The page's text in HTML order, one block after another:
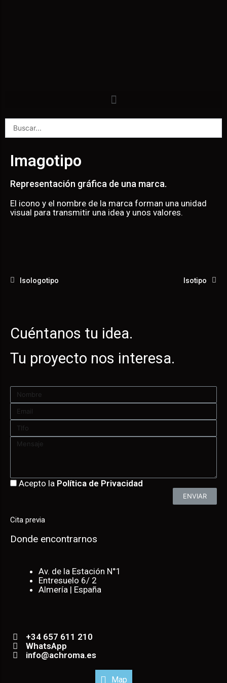
Imagotipo
Representación gráfica de una marca.
El icono y el nombre de la marca forman una unidad
visual para transmitir una idea y unos valores.
Isologotipo Isotipo
Cuéntanos tu idea.
Tu proyecto nos interesa.
Acepto la Política de Privacidad
ENVIAR
Cita previa
Donde encontrarnos
Av. de la Estación N°1
Entresuelo 6/ 2
Almería | España
+34 657 611 210
WhatsApp
info@achroma.es
Map